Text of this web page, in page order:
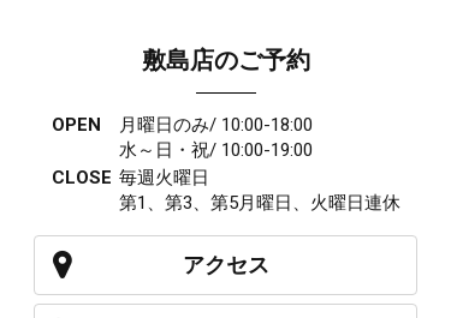
敷島店のご予約
OPEN
月曜日のみ/ 10:00-18:00
水～日・祝/ 10:00-19:00
CLOSE 毎週火曜日
第1、第3、第5月曜日、火曜日連休
アクセス